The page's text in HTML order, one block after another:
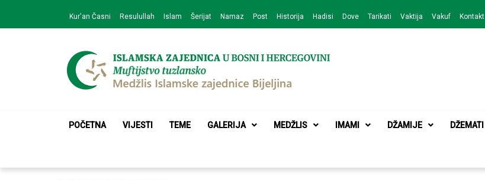
navigation
content
Kur'an Časni Resulullah Islam Šerijat Namaz Post Historija Hadisi Dove Tarikati Vaktija Vakuf Kontakt
Medžlis Islamske zajednice Bijeljina
POČETNA VIJESTI TEME GALERIJA MEDŽLIS IMAMI DŽAMIJE DŽEMATI